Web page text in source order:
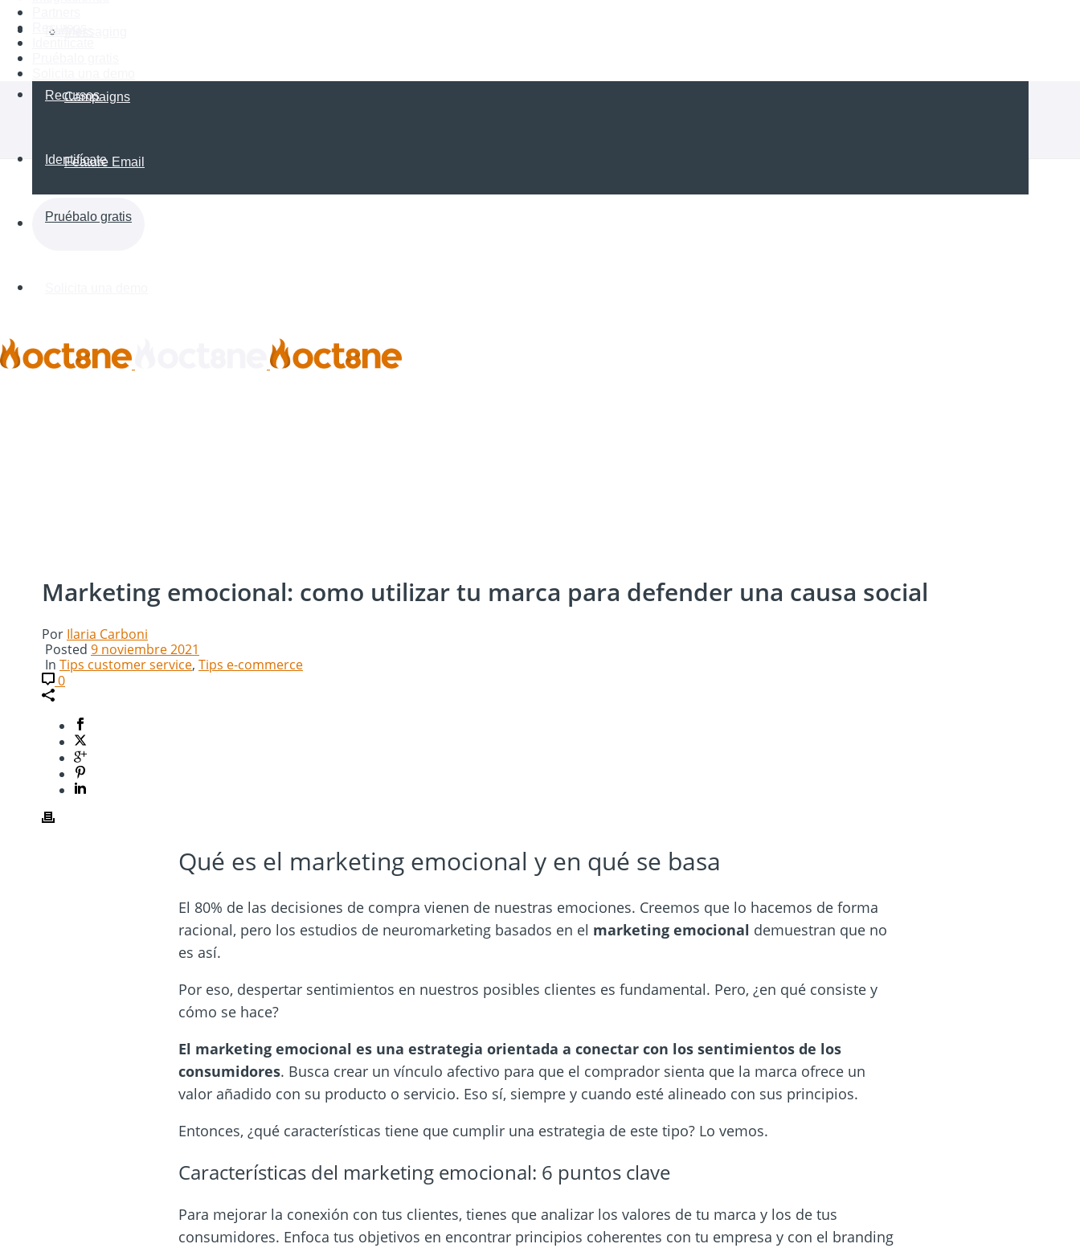
Campaigns
Feature Email
Partners
Recursos
Identifícate
Pruébalo gratis
Recursos
Marketing emocional: como utilizar tu marca para defender una causa social
Por Ilaria Carboni
Posted 9 noviembre 2021
In Tips customer service, Tips e-commerce
0
Qué es el marketing emocional y en qué se basa
El 80% de las decisiones de compra vienen de nuestras emociones. Creemos que lo hacemos de forma
racional, pero los estudios de neuromarketing basados en el marketing emocional demuestran que no
es así.
Por eso, despertar sentimientos en nuestros posibles clientes es fundamental. Pero, ¿en qué consiste y
cómo se hace?
El marketing emocional es una estrategia orientada a conectar con los sentimientos de los
consumidores. Busca crear un vínculo afectivo para que el comprador sienta que la marca ofrece un
valor añadido con su producto o servicio. Eso sí, siempre y cuando esté alineado con sus principios.
Entonces, ¿qué características tiene que cumplir una estrategia de este tipo? Lo vemos.
Características del marketing emocional: 6 puntos clave
Para mejorar la conexión con tus clientes, tienes que analizar los valores de tu marca y los de tus
consumidores. Enfoca tus objetivos en encontrar principios coherentes con tu empresa y con el branding